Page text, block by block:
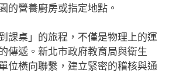
的營養廚房或指定地點。
課桌」的旅程，不僅是物理上的運
傳遞。新北市政府教育局與衛生
位橫向聯繫，建立緊密的稽核與通